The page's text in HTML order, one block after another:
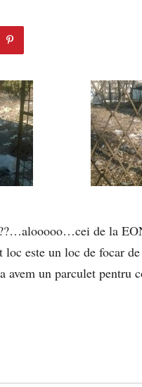
de la
loc este un loc de focar
avem un parculet